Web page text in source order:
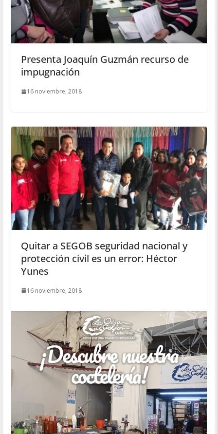
Presenta Joaquín Guzmán recurso de
impugnación
16 noviembre, 2018
Quitar a SEGOB seguridad nacional y
protección civil es un error: Héctor
Yunes
16 noviembre, 2018